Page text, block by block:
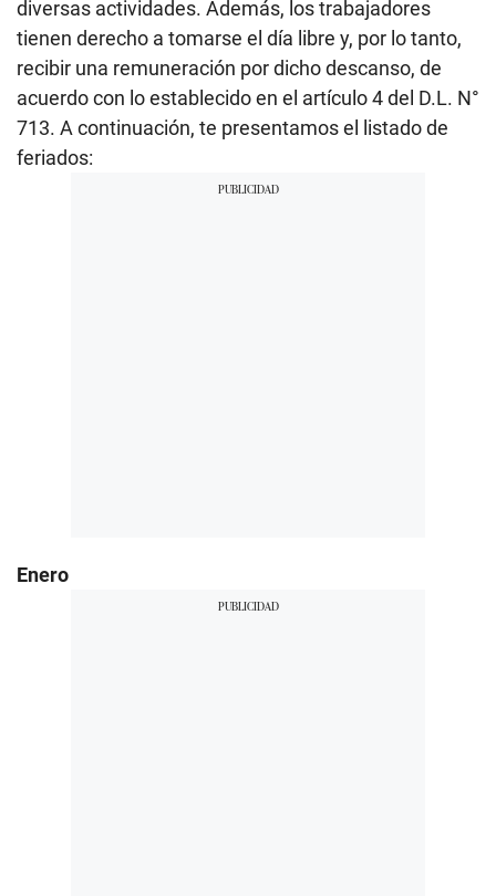
diversas actividades. Además, los trabajadores
tienen derecho a tomarse el día libre y, por lo tanto,
recibir una remuneración por dicho descanso, de
acuerdo con lo establecido en el artículo 4 del D.L. N°
713. A continuación, te presentamos el listado de
feriados:
Enero